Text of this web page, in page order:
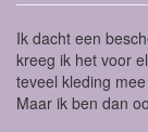
Ik dacht een
kreeg ik het voor
teveel kleding
Maar ik ben dan